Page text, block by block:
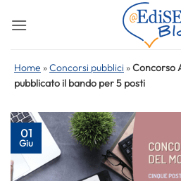
Home »Concorsi pubblici »Concorso
pubblicato il bando per 5 posti
01
Giu